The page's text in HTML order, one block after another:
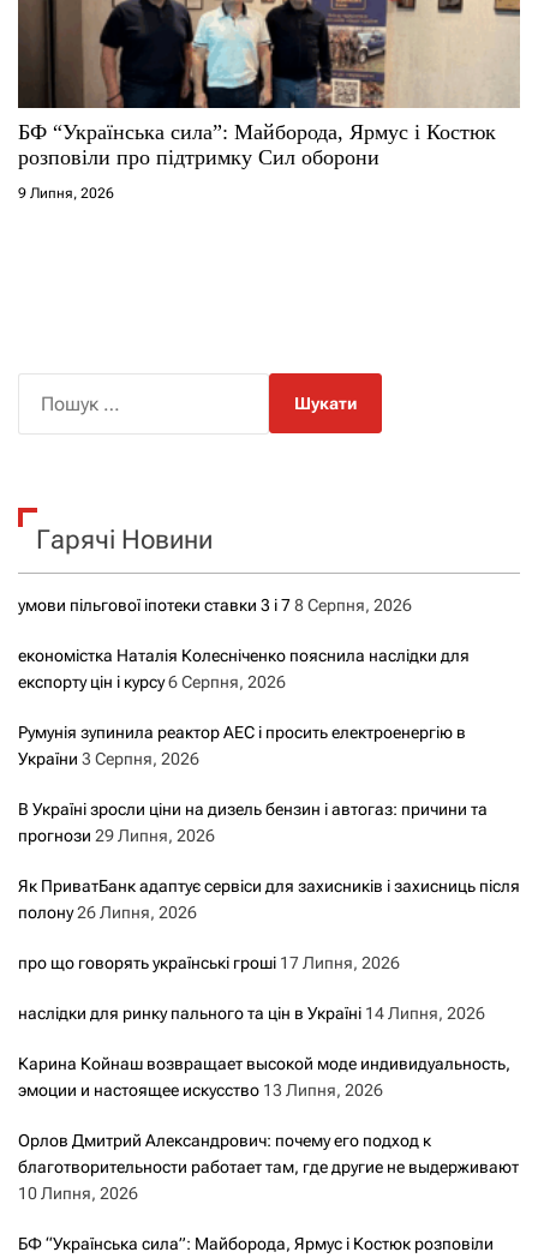
БФ “Українська сила”: Майборода, Ярмус і Костюк
розповіли про підтримку Сил оборони
9 Липня, 2026
к
Гарячі Новини
умови пільгової іпотеки ставки 3 і 78 Серпня, 2026
економістка Наталія Колесніченко пояснила наслідки для
експорту цін і курсу6 Серпня, 2026
Румунія зупинила реактор АЕС і просить електроенергію в
України 3 Серпня, 2026
В Україні зросли ціни на дизель бензин і автогаз: причини та
прогнози 29 Липня, 2026
Як ПриватБанк адаптує сервіси для захисників і захисниць після
полону26 Липня, 2026
про що говорять українські гроші 17 Липня, 2026
наслідки для ринку пального та цін в Україні 14 Липня, 2026
Карина Койнаш возвращает высокой моде индивидуальность,
эмоции и настоящее искусство 13 Липня, 2026
Орлов Дмитрий Александрович: почему его подход к
благотворительности работает там, где другие не выдерживают
10 Липня, 2026
БФ “Українська сила”: Майборода, Ярмус і Костюк розповіли